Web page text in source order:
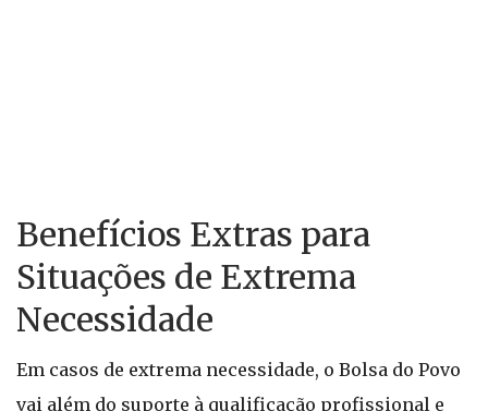
Benefícios Extras para
Situações de Extrema
Necessidade
Em casos de extrema necessidade, o Bolsa do Povo
vai além do suporte à qualificação profissional e